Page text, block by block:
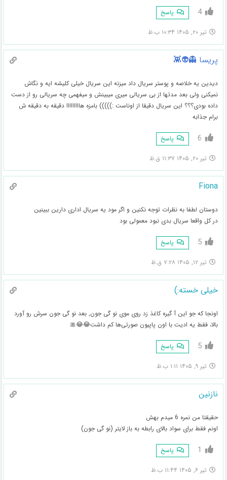
4 پاسخ
تیر ۲۰, ۱۴۰۵ ۱۰:۳۴ ب.ظ
پریسا 👻👽👾
دیدین یه خلاصه و پوستر سریال داد میزنه این سریال خیلی کلیشه ایه و نگاش
نمیکنی ولی بعد مدتها از بی سریالی میری میبینش و میفهمی چه سریالی رو از دست
داده بودی؟؟؟ این سریال دقیقا از اوناست :))))) بامزه هااااااااا دقیقه به دقیقه ش
برام جذابه
6 پاسخ
تیر ۲۰, ۱۴۰۵ ۱۱:۳۷ ق.ظ
Fiona
دوستان لطفا به نظرات توجه نکنین و اگر مود یه سریال اداری دارین ببینین
در کل واقعا سریال بدی نبود معمولی بود
5 پاسخ
تیر ۱۲, ۱۴۰۵ ۷:۲۸ ق.ظ
خیلی خسته:)
اونجا که جو این آ گیره کاغذ زد روی موی نو گی جون, بعد نو گی جون سرش رو آورد
بالا، فقط یه ادیت با اون پاپیون صورتی‌ها کم داشت😂😂🎀
5 پاسخ
تیر ۹, ۱۴۰۵ ۱:۱۱ ب.ظ
نازنین
حقیقتا من نمره 6 میدم بهش
اونم فقط برای سواد بالای رابطه به باز لایتر (نو گی جون)
1 پاسخ
تیر ۶, ۱۴۰۵ ۱۱:۴۴ ب.ظ